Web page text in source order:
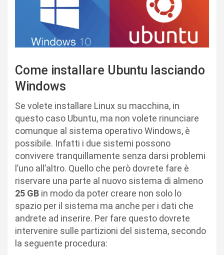
Come installare Ubuntu lasciando
Windows
Se volete installare Linux su macchina, in
questo caso Ubuntu, ma non volete rinunciare
comunque al sistema operativo Windows, è
possibile. Infatti i due sistemi possono
convivere tranquillamente senza darsi problemi
l’uno all’altro. Quello che però dovrete fare è
riservare una parte al nuovo sistema di almeno
25 GB in modo da poter creare non solo lo
spazio per il sistema ma anche per i dati che
andrete ad inserire. Per fare questo dovrete
intervenire sulle partizioni del sistema, secondo
la seguente procedura: